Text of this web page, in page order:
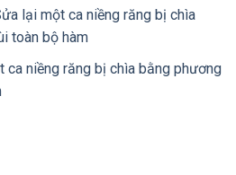
lại một ca niềng răng bị chìa
toàn bộ hàm
ca niềng răng bị chìa bằng phương